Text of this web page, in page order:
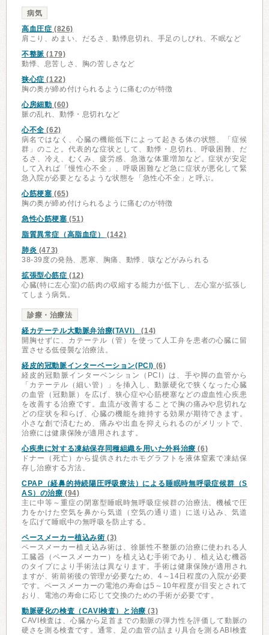
病気
高血圧症 (826)
肩こり、めまい、だるさ、動悸息切れ、手足のしびれ、不眠など
不整脈(179)
動悸、息苦しさ、胸の苦しさなど
狭心症 (122)
胸の奥が締め付けられるように痛むのが特徴
心房細動 (60)
脈の乱れ、動悸・息切れなど
心不全 (62)
病名ではなく、心臓の機能低下によって起きる体の状態、「症候
群」のこと。代表的な症状として、動悸・息切れ、呼吸困難、だ
るさ、冷え、むくみ、疲労感、急激な体重増加など。症状が安定
して入れば「慢性心不全」、呼吸困難など急に症状が悪化して緊
急入院が必要となるような状態を「急性心不全」と呼ぶ。
心筋梗塞 (65)
胸の奥が締め付けられるように痛むのが特徴
急性心筋梗塞 (51)
脂質異常症（高脂血症）
(142)
肺炎 (473)
38-39度の発熱、悪寒、胸痛、動悸、咳などがみられる
拡張型心筋症 (12)
心臓(特に左心室)の筋肉の収縮する能力が低下し、左心室が拡張し
てしまう病気。
診療・治療法
経カテーテル大動脈弁治療(TAVI）
(14)
開胸せずに、カテーテル（管）を使って人工弁を患者の心臓に留
置させる低侵襲な治療法。
経皮的冠動脈インターベーション(PCI) (6)
経皮的冠動脈インターベンション（PCI）は、手や脚の血管から
「カテーテル（細い管）」を挿入し、動脈硬化で狭くなった心臓
の血管（冠動脈）を広げ、狭心症や心筋梗塞などの虚血性心疾患
を改善する治療です。血流が改善することで胸の痛みや息切れな
どの症状を和らげ、心臓の機能を維持する効果が期待できます。
小さな創で済むため、痛みや出血を抑えられるのがメリットで、
治療には健康保険が適用されます。
心疾患に対する凍結保存同種組織を用いた外科治療 (6)
ドナー（死亡）から提供されたホモグラフトを液体窒素で凍結保
存し治療する方法。
CPAP（経鼻的持続陽圧呼吸療法）による睡眠時無呼吸症候群（S
AS）の治療 (94)
主に中等～重症の閉塞型睡眠時無呼吸症候群の治療法。機械で圧
力をかけた空気を鼻から気道（空気の通り道）に送り込み、気道
を広げて睡眠中の無呼吸を防止する。
ペースメーカー植込み術 (3)
ペースメーカー植え込み術は、徐脈性不整脈の治療に使われる人
工臓器（ペースメーカー）を植え込む手術であり、植え込む機器
のタイプにより手術法は異なります。手術は健康保険が適用され
ますが、術前術後の管理が必要なため、4～14日程度の入院が必要
です。ペースメーカーの電池の寿命は5～10年程度が目安とされて
おり、電池の寿命に応じて交換のための手術が必要です。
動脈硬化の検査（CAVI検査）と治療 (3)
CAVI検査は、心臓から足首までの動脈の弾力性を評価して動脈の
硬さを測る検査です。通常、足の血管の詰まり具合を測るABI検査